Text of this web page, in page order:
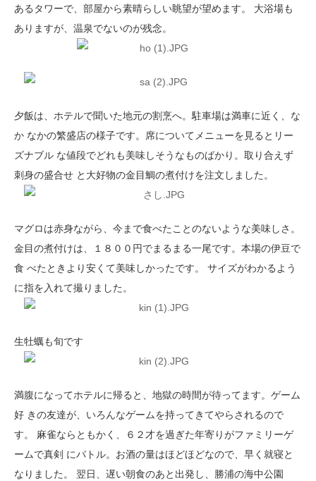
あるタワーで、部屋から素晴らしい眺望が望めます。 大浴場も
ありますが、温泉でないのが残念。
夕飯は、ホテルで聞いた地元の割烹へ。駐車場は満車に近く、な
か なかの繁盛店の様子です。席についてメニューを見るとリー
ズナブル な値段でどれも美味しそうなものばかり。取り合えず
刺身の盛合せ と大好物の金目鯛の煮付けを注文しました。
マグロは赤身ながら、今まで食べたことのないような美味しさ。
金目の煮付けは、１８００円でまるまる一尾です。本場の伊豆で
食 べたときより安くて美味しかったです。 サイズがわかるよう
に指を入れて撮りました。
生牡蠣も旬です
満腹になってホテルに帰ると、地獄の時間が待ってます。ゲーム
好 きの友達が、いろんなゲームを持ってきてやらされるので
す。 麻雀ならともかく、６２才を過ぎた年寄りがファミリーゲ
ームで真剣 にバトル。お酒の量はほどほどなので、早く就寝と
なりました。 翌日、遅い朝食のあと出発し、勝浦の海中公園